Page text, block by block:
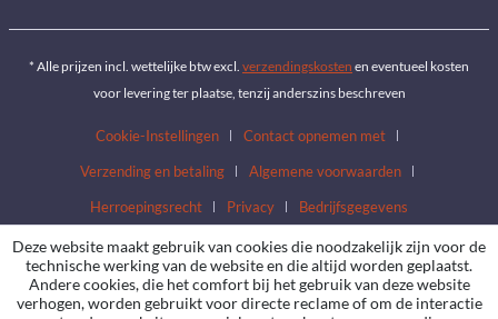
* Alle prijzen incl. wettelijke btw excl. verzendingskosten en eventueel kosten
voor levering ter plaatse, tenzij anderszins beschreven
Cookie-Instellingen
Contact opnemen met
Verzending en betaling
Algemene voorwaarden
Herroepingsrecht
Privacy Bedrijfsgegevens
Deze website maakt gebruik van cookies die noodzakelijk zijn voor de
technische werking van de website en die altijd worden geplaatst.
Andere cookies, die het comfort bij het gebruik van deze website
verhogen, worden gebruikt voor directe reclame of om de interactie